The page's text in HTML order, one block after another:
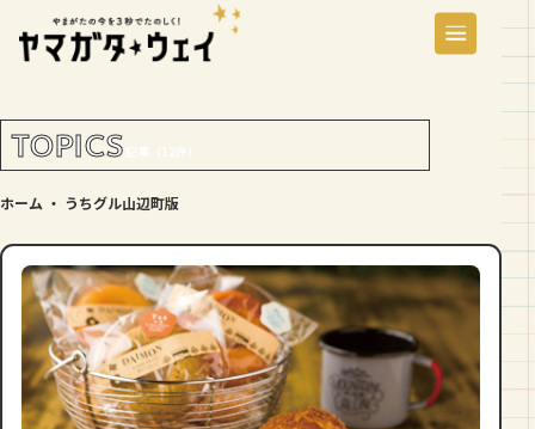
TOPICS 記事（12件）
ホーム ・ うちグル山辺町版